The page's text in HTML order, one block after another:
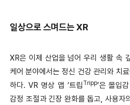
일상으로 스며드는 XR
XR은 이제 산업을 넘어 우리 생활 속
케어 분야에서는 정신 건강 관리와 치
하다. VR 명상 앱 ‘트립 Tripp’은 몰입
감정 조절과 긴장 완화를 돕고, 사용자